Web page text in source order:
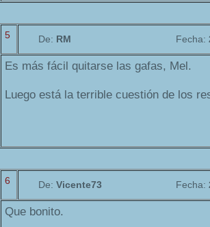
5 De: RM Fecha:
Es más fácil quitarse las gafas, Mel.
Luego está la terrible cuestión de los
6 De: Vicente73 Fecha:
Que bonito.